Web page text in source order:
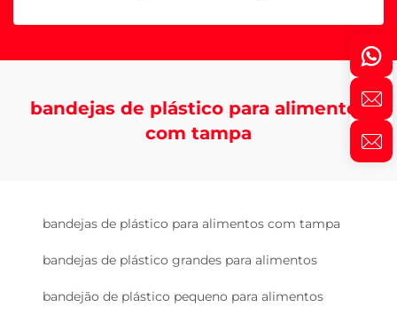
bandejas de plástico para alimentos
com tampa
bandejas de plástico para alimentos com tampa
bandejas de plástico grandes para alimentos
bandejão de plástico pequeno para alimentos